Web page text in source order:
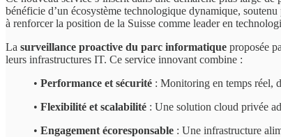
bénéficie d’un écosystème technologique dynamique,
à renforcer la position de la Suisse comme leader en
La surveillance proactive du parc informatique proposée
leurs infrastructures IT. Ce service innovant combine :
• Performance et sécurité : Monitoring en temps réel,
• Flexibilité et scalabilité : Une solution cloud privée
• Engagement écoresponsable : Une infrastructure